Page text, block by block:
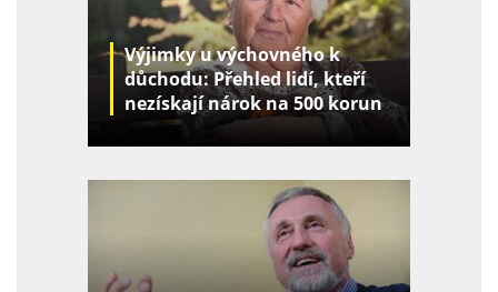
Výjimky u výchovného k
důchodu: Přehled lidí, kteří
nezískají nárok na 500 korun
za děti